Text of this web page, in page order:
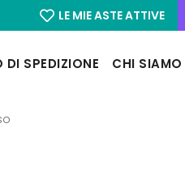
LE MIE ASTE ATTIVE
DI SPEDIZIONE CHI SIAMO